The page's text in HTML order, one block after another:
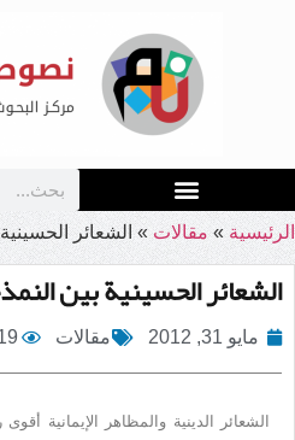
الرئيسية » مقالات » الشعائر
الشعائر الحسينية بين
مايو 31, 2012 مقالات
الشعائر الدينية والمظاهر الإيمانية